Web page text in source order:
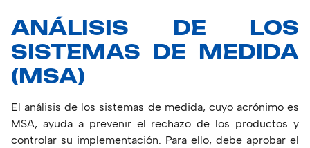
ANÁLISIS DE LOS
SISTEMAS DE MEDIDA
(MSA)
El análisis de los sistemas de medida, cuyo acrónimo es
MSA, ayuda a prevenir el rechazo de los productos y
controlar su implementación. Para ello, debe aprobar el